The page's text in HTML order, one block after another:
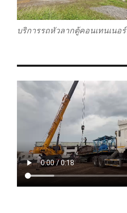
บริการรถหัวลากตู้คอนเทนเนอร์